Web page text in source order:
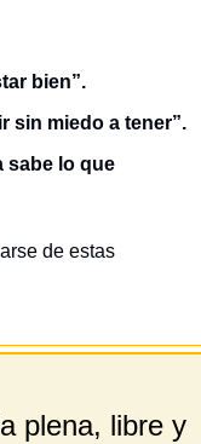
bien”.
sin miedo a tener”.
sabe lo que
de estas
plena, libre y